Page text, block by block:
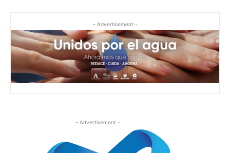
- Advertisement -
- Advertisement -